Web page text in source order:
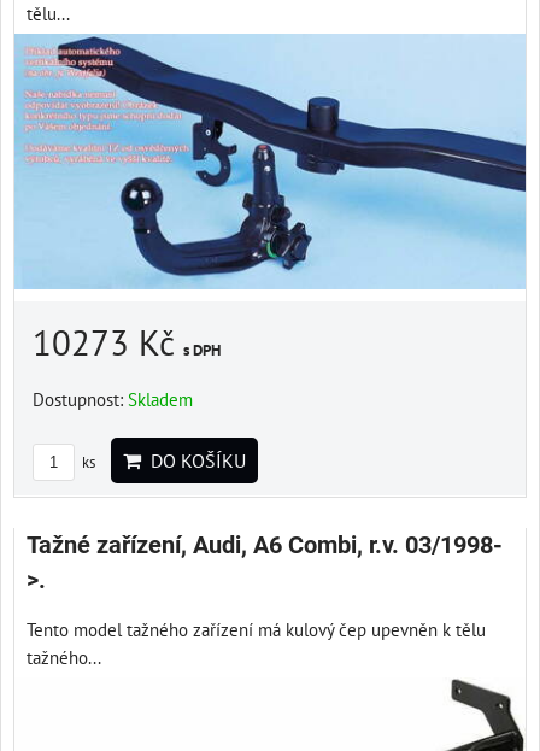
tělu...
10273 Kč s DPH
Dostupnost: Skladem
ks DO KOŠÍKU
Tažné zařízení, Audi, A6 Combi, r.v. 03/1998-
>.
Tento model tažného zařízení má kulový čep upevněn k tělu
tažného...